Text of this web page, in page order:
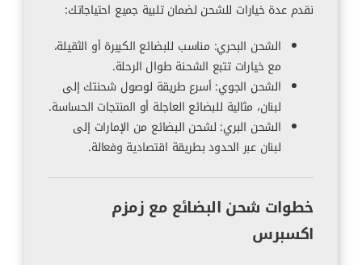
نقدم عدة خيارات للشحن لضمان تلبية جميع احتياجاتك:
الشحن البحري: مناسب للبضائع الكبيرة أو الثقيلة،
مع خيارات تتبع الشحنة طوال الرحلة.
الشحن الجوي: أسرع طريقة لوصول شحنتك إلى
لبنان، مثالية للبضائع العاجلة أو المنتجات الحساسة.
الشحن البري: لشحن البضائع من الإمارات إلى
لبنان عبر الحدود بطريقة اقتصادية وفعالة.
خطوات شحن البضائع مع زمزم
اكسبرس